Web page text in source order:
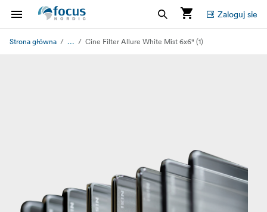
Zaloguj sie
Strona główna ... Cine Filter Allure White Mist 6x6" (1)